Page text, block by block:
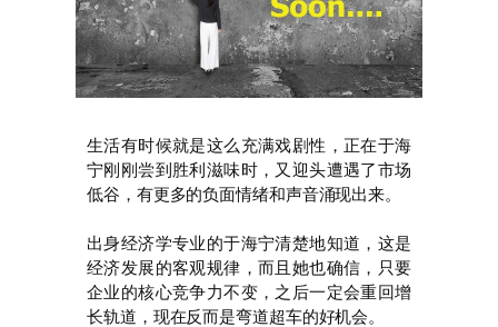
生活有时候就是这么充满戏剧性，正在于海
宁刚刚尝到胜利滋味时，又迎头遭遇了市场
低谷，有更多的负面情绪和声音涌现出来。
出身经济学专业的于海宁清楚地知道，这是
经济发展的客观规律，而且她也确信，只要
企业的核心竞争力不变，之后一定会重回增
长轨道，现在反而是弯道超车的好机会。